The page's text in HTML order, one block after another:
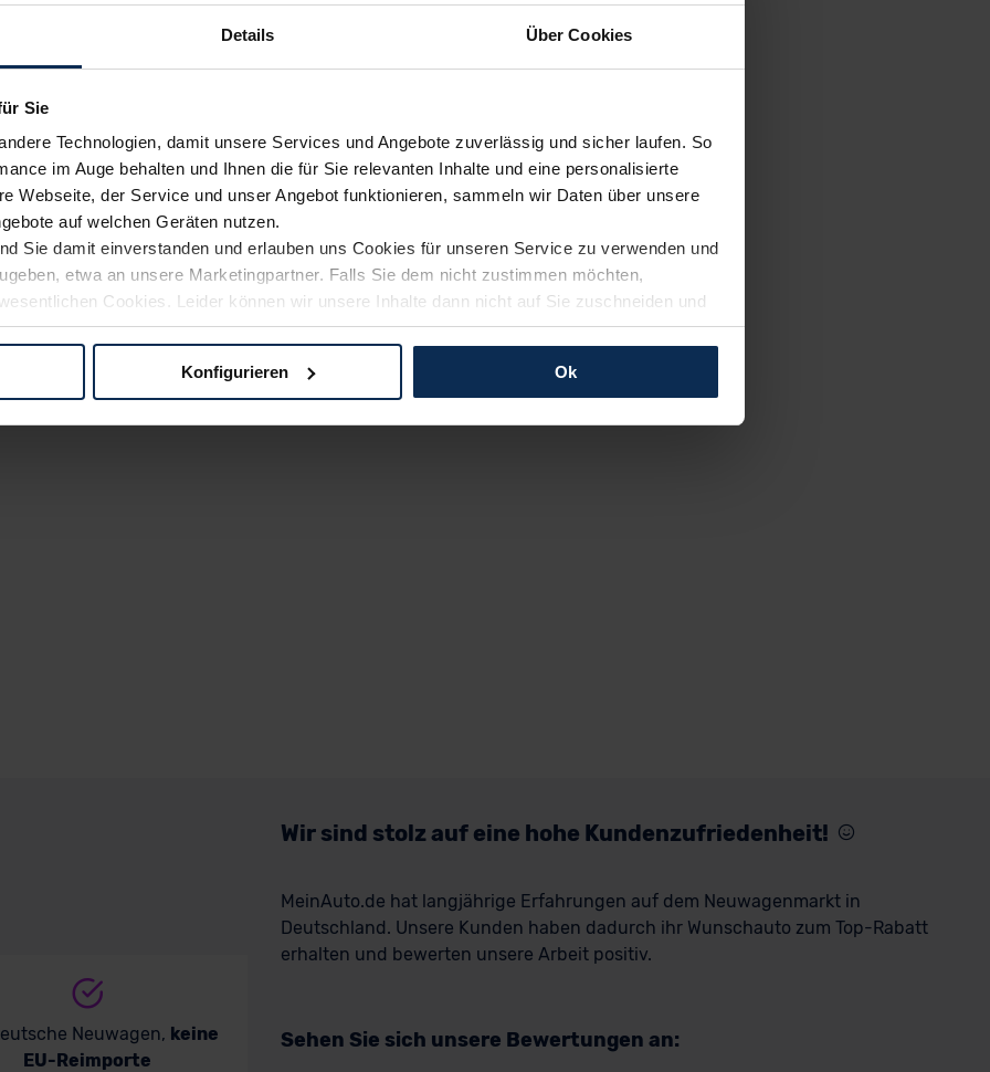
Details Über Cookies
Sie
Technologien, damit unsere Services und Angebote zuverlässig und sicher laufen. So
im Auge behalten und Ihnen die für Sie relevanten Inhalte und eine personalisierte
Webseite, der Service und unser Angebot funktionieren, sammeln wir Daten über unsere
auf welchen Geräten nutzen.
Sie damit einverstanden und erlauben uns Cookies für unseren Service zu verwenden und
etwa an unsere Marketingpartner. Falls Sie dem nicht zustimmen möchten,
Cookies. Leider können wir unsere Inhalte dann nicht auf Sie zuschneiden und
Weg zu Ihrem Neuwagen unterstützen. Sie können die Einstellungen jederzeit anpassen
außerhalb der EU zu übermitteln oder dort verarbeiten zu lassen. Soweit eine
Konfigurieren Ok
Neuwagen, keine
EU-Reimporte
Wir sind stolz auf eine hohe Kundenzufriedenheit!
MeinAuto.de hat langjährige Erfahrungen auf dem Neuwagenmarkt in
Deutschland. Unsere Kunden haben dadurch ihr Wunschauto zum Top-Rabatt
erhalten und bewerten unsere Arbeit positiv.
Sehen Sie sich unsere Bewertungen an: